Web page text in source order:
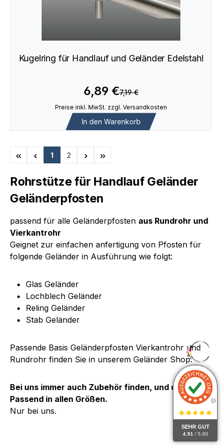
SEHR GUT
4.91 / 5.00
Kugelring für Handlauf und Geländer Edelstahl
6,89 €7,19 €
Preise inkl. MwSt. zzgl. Versandkosten
In den Warenkorb
Seite
1
Seite
2
Rohrstütze für Handlauf Geländer
Geländerpfosten
passend für alle Geländerpfosten aus Rundrohr und
Vierkantrohr
Geignet zur einfachen anfertigung von Pfosten für
folgende Geländer in Ausführung wie folgt:
Glas Geländer
Lochblech Geländer
Reling Geländer
Stab Geländer
Passende Basis Geländerpfosten Vierkantrohr und
Rundrohr finden Sie in unserem Geländer Shop.
Bei uns immer auch Zubehör finden, und das immer
Passend in allen Größen.
Nur bei uns.